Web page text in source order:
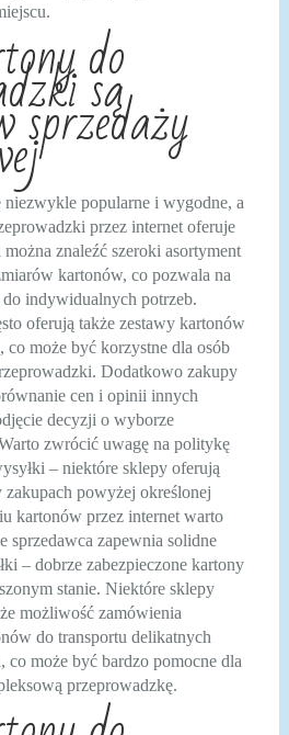
do
są
sprzedaży
niezwykle popularne i wygodne, a
przez internet oferuje
znaleźć szeroki asortyment
kartonów, co pozwala na
do indywidualnych potrzeb.
oferują także zestawy kartonów
co może być korzystne dla osób
Dodatkowo zakupy
cen i opinii innych
decyzji o wyborze
zwrócić uwagę na politykę
– niektóre sklepy oferują
powyżej określonej
kartonów przez internet warto
sprzedawca zapewnia solidne
– dobrze zabezpieczone kartony
stanie. Niektóre sklepy
możliwość zamówienia
do transportu delikatnych
może być bardzo pomocne dla
przeprowadzkę.